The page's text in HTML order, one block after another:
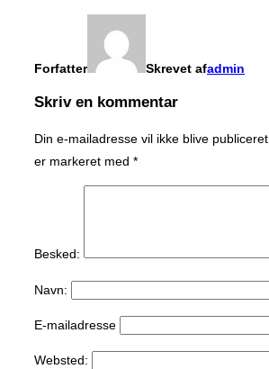
Forfatter Skrevet afadmin
Skriv en kommentar
Din e-mailadresse vil ikke blive publiceret.
er markeret med *
Besked:
Navn:
E-mailadresse
Websted: